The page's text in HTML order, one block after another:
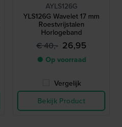
AYLS126G
YLS126G Wavelet 17 mm
Roestvrijstalen
Horlogeband
€ 40,- 26,95
● Op voorraad
Vergelijk
Bekijk Product